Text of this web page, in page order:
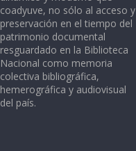
coadyuve, no sólo al acceso y
preservación en el tiempo del
patrimonio documental
resguardado en la Biblioteca
Nacional como memoria
colectiva bibliográfica,
hemerográfica y audiovisual
del país.